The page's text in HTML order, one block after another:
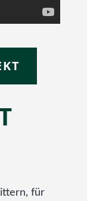
für